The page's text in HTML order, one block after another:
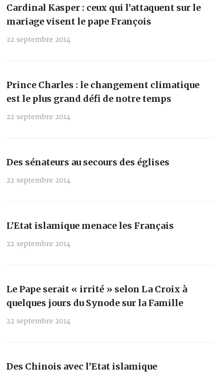
Cardinal Kasper : ceux qui l’attaquent sur le
mariage visent le pape François
22 septembre 2014
Prince Charles : le changement climatique
est le plus grand défi de notre temps
22 septembre 2014
Des sénateurs au secours des églises
22 septembre 2014
L’Etat islamique menace les Français
22 septembre 2014
Le Pape serait « irrité » selon La Croix à
quelques jours du Synode sur la Famille
22 septembre 2014
Des Chinois avec l’Etat islamique